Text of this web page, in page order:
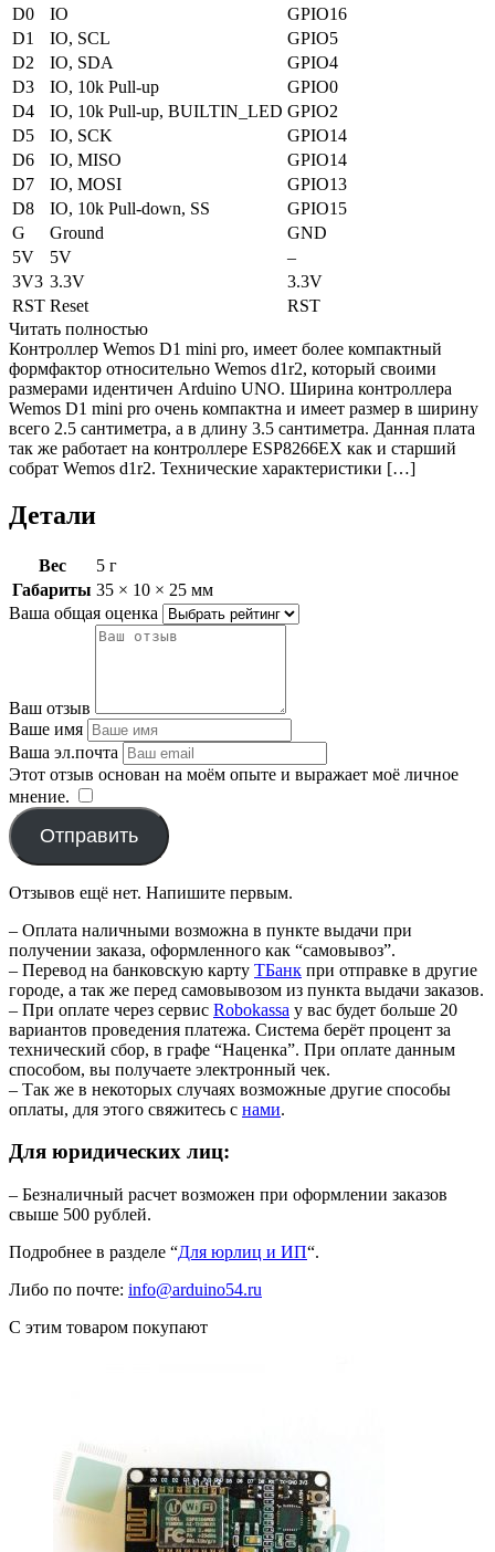
D0
IO
GPIO16
D1
IO, SCL
GPIO5
D2
IO, SDA
GPIO4
D3
IO, 10k Pull-up
GPIO0
D4
IO, 10k Pull-up, BUILTIN_LED GPIO2
D5
IO, SCK
GPIO14
D6
IO, MISO
GPIO14
D7
IO, MOSI
GPIO13
D8
IO, 10k Pull-down, SS
GPIO15
G
Ground
GND
5V
5V
–
3V3 3.3V
3.3V
RST Reset
RST
Читать полностью
Контроллер Wemos D1 mini pro, имеет более компактный
формфактор относительно Wemos d1r2, который своими
размерами идентичен Arduino UNO. Ширина контроллера
Wemos D1 mini pro очень компактна и имеет размер в ширину
всего 2.5 сантиметра, а в длину 3.5 сантиметра. Данная плата
так же работает на контроллере ESP8266EX как и старший
собрат Wemos d1r2. Технические характеристики […]
Детали
Вес
5 г
Габариты 35 × 10 × 25 мм
Ваша общая оценка
Ваш отзыв
Ваше имя
Ваша эл.почта
Этот отзыв основан на моём опыте и выражает моё личное
мнение.
Отправить
Отзывов ещё нет. Напишите первым.
– Оплата наличными возможна в пункте выдачи при
получении заказа, оформленного как “самовывоз”.
– Перевод на банковскую карту TБанк при отправке в другие
городе, а так же перед самовывозом из пункта выдачи заказов.
– При оплате через сервис Robokassa у вас будет больше 20
вариантов проведения платежа. Система берёт процент за
технический сбор, в графе “Наценка”. При оплате данным
способом, вы получаете электронный чек.
– Так же в некоторых случаях возможные другие способы
оплаты, для этого свяжитесь с нами.
Для юридических лиц:
– Безналичный расчет возможен при оформлении заказов
свыше 500 рублей.
Подробнее в разделе “Для юрлиц и ИП“.
Либо по почте: info@arduino54.ru
С этим товаром покупают